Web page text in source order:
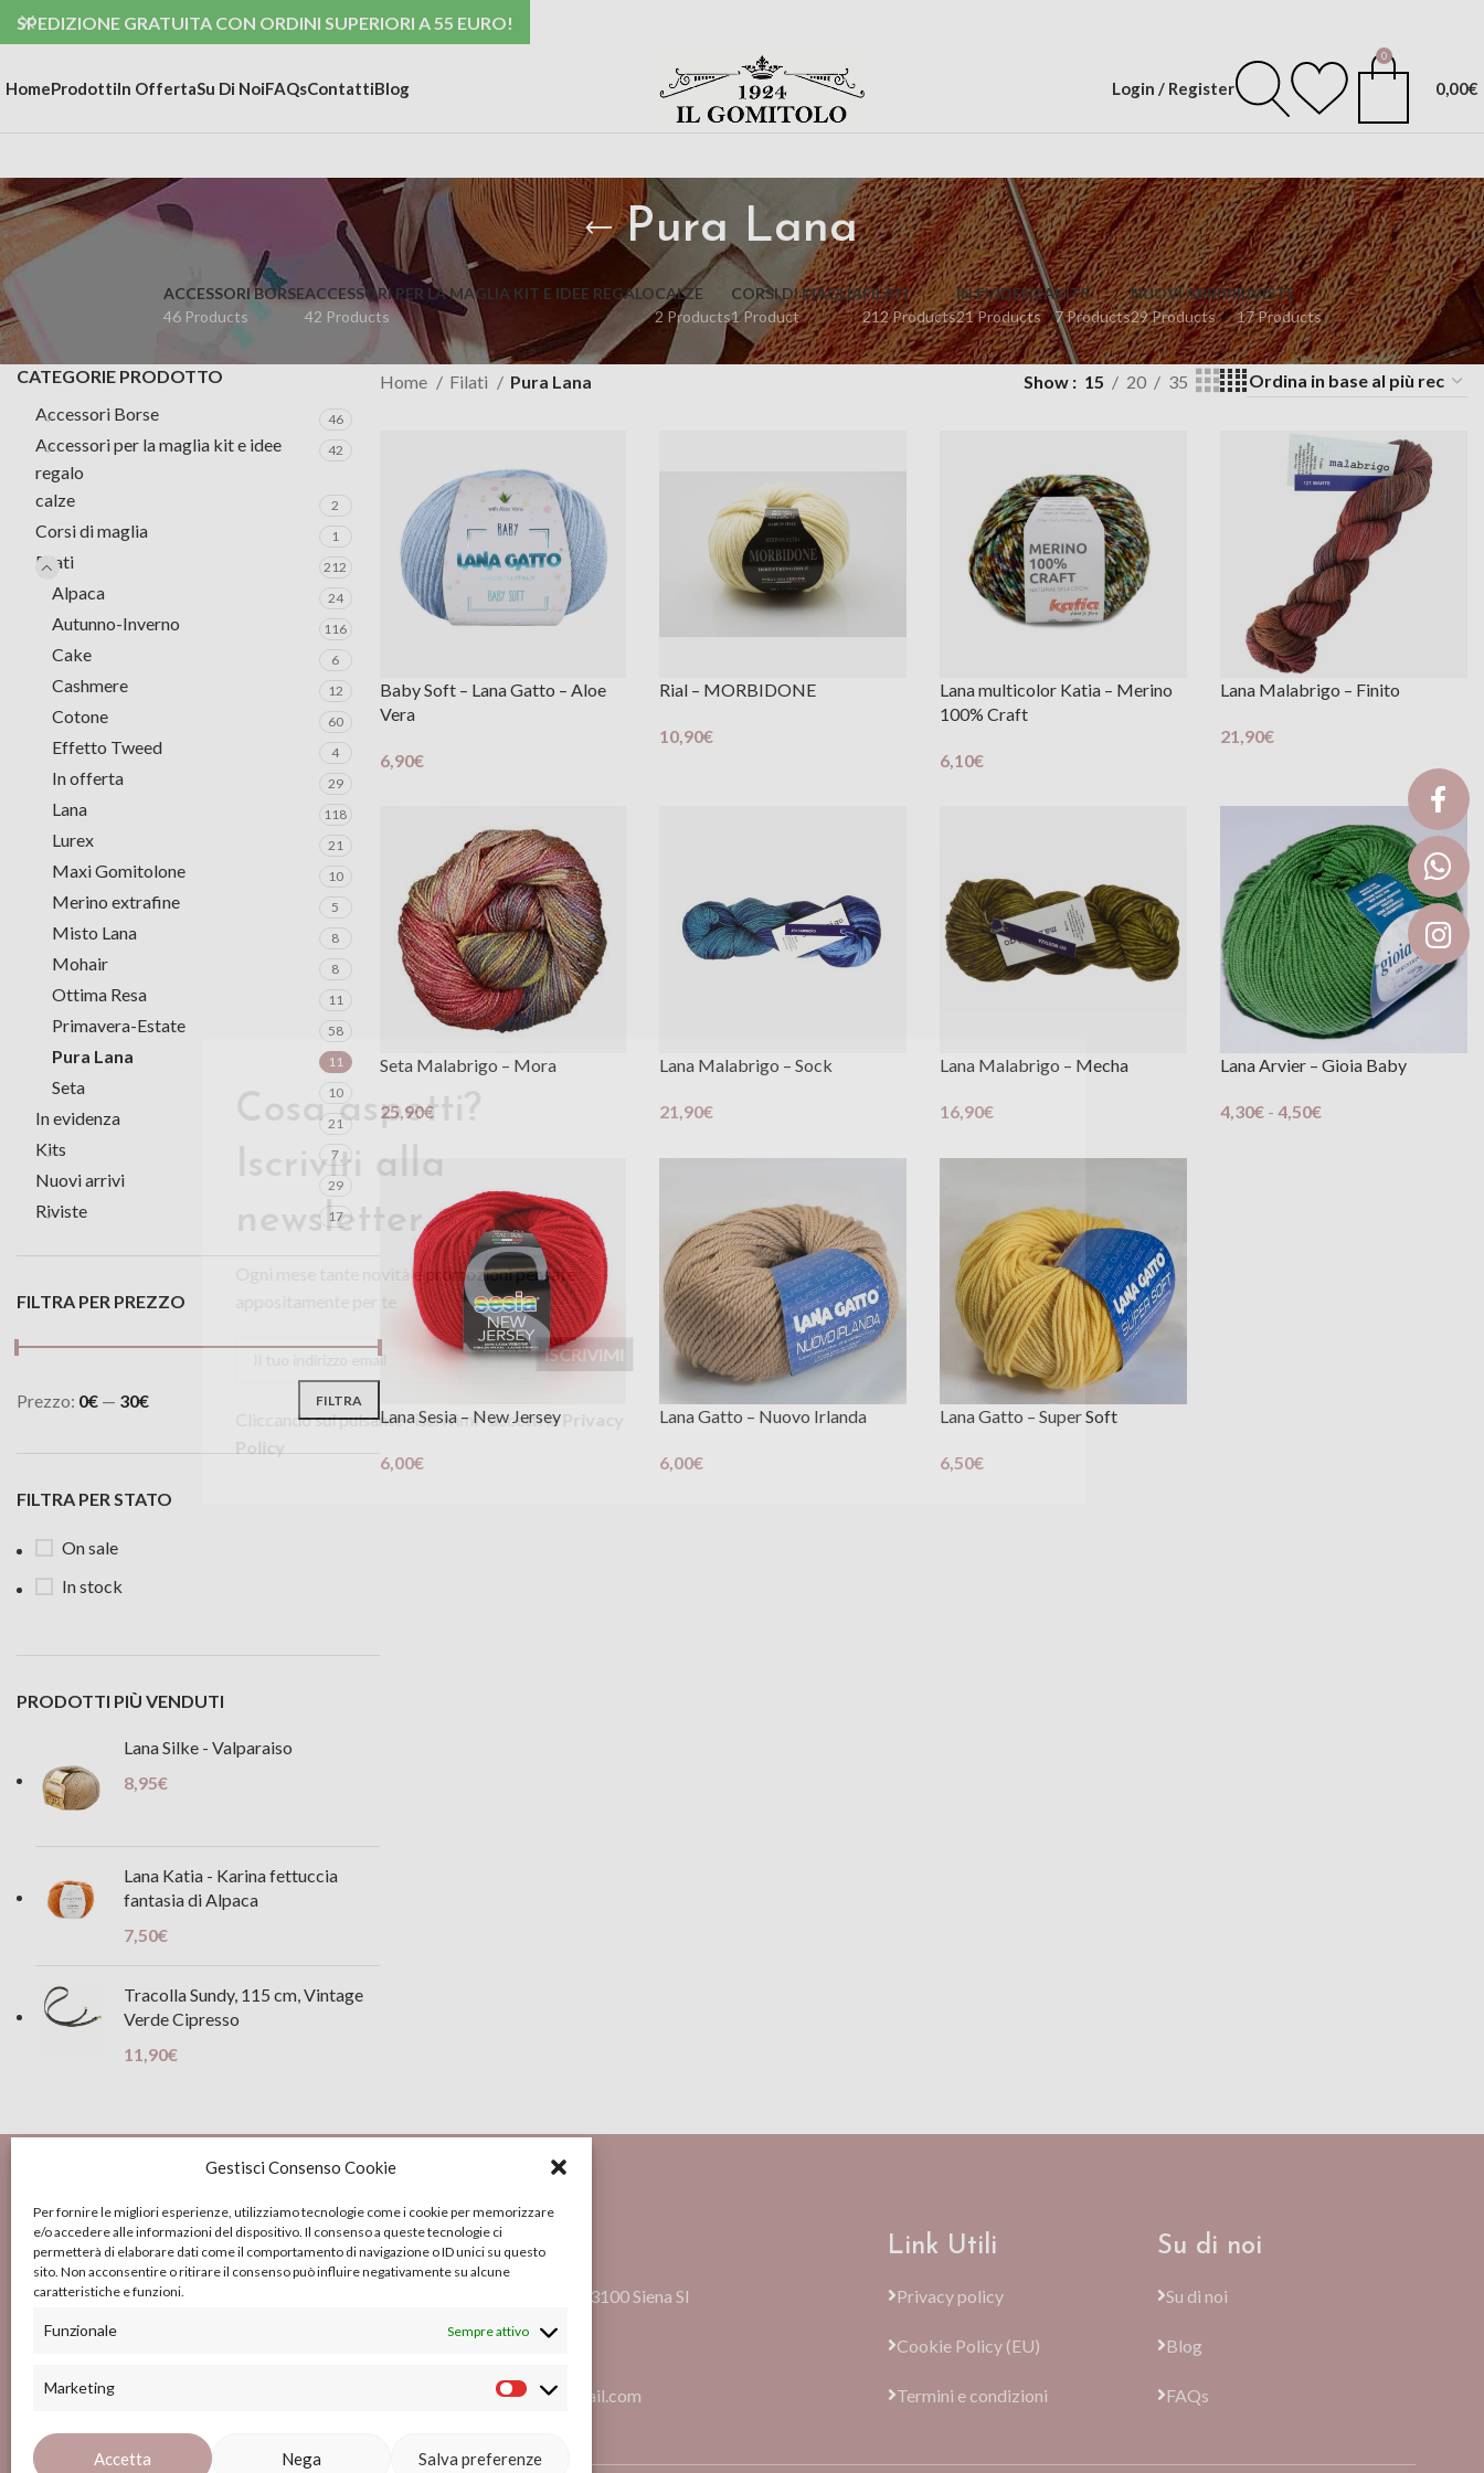
Cosa aspetti?
Iscriviti alla newsletter
Ogni mese tante novità e promozioni
pensate appositamente per te
laPrivacy Policy
Gestisci Consenso Cookie
Per fornire le migliori esperienze, utilizziamo tecnologie come i cookie per memorizzare
e/o accedere alle informazioni del dispositivo. Il consenso a queste tecnologie ci
permetterà di elaborare dati come il comportamento di navigazione o ID unici su questo
sito. Non acconsentire o ritirare il consenso può influire negativamente su alcune
caratteristiche e funzioni.
Funzionale Sempre attivo
Marketing
Accetta Nega Salva preferenze
HomeProdottiIn OffertaSu Di NoiFAQsContattiBlog Login / Register
0
0,00€
Pura Lana
ACCESSORI BORSE
46 Products
ACCESSORI PER LA MAGLIA KIT E IDEE REGALO
42 Products
CALZE
2 Products
CORSI DI MAGLIA
1 Product
FILATI
212 Products
IN EVIDENZA
21 Products
KITS
7 Products
NUOVI ARRIVI
29 Products
RIVISTE
17 Products
CATEGORIE PRODOTTO
Accessori Borse
46
Accessori per la maglia kit e idee
regalo
42
calze 2
Corsi di maglia 1
Filati 212
Alpaca 24
Autunno-Inverno 116
Cake 6
Cashmere 12
Cotone 60
Effetto Tweed 4
In offerta 29
Lana 118
Lurex 21
Maxi Gomitolone 10
Merino extrafine 5
Misto Lana 8
Mohair 8
Ottima Resa 11
Primavera-Estate 58
Pura Lana 11
Seta 10
In evidenza 21
Kits 7
Nuovi arrivi 29
Riviste 17
FILTRA PER PREZZO
FILTRA
Prezzo: 0€ — 30€
FILTRA PER STATO
On sale
In stock
PRODOTTI PIÙ VENDUTI
Lana Silke - Valparaiso
8,95€
Lana Katia - Karina fettuccia
fantasia di Alpaca
7,50€
Tracolla Sundy, 115 cm, Vintage
Verde Cipresso
11,90€
Home Filati Pura Lana Show 15 20 35
Baby Soft – Lana Gatto – Aloe
Vera
6,90€
Rial – MORBIDONE
10,90€
Lana multicolor Katia – Merino
100% Craft
6,10€
Lana Malabrigo – Finito
21,90€
Seta Malabrigo – Mora
25,90€
Scegli
Lana Malabrigo – Sock
21,90€
Lana Malabrigo – Mecha
16,90€
Lana Arvier – Gioia Baby
4,30€ - 4,50€
Lana Sesia – New Jersey
6,00€
Lana Gatto – Nuovo Irlanda
6,00€
Lana Gatto – Super Soft
6,50€
Contatti
Via delle Terme, 59, 53100 Siena SI
0577 289306
ilgomitolonline@gmail.com
Link Utili
Privacy policy
Cookie Policy (EU)
Termini e condizioni
Su di noi
Su di noi
Blog
FAQs
SPEDIZIONE GRATUITA CON ORDINI SUPERIORI A 55 EURO!